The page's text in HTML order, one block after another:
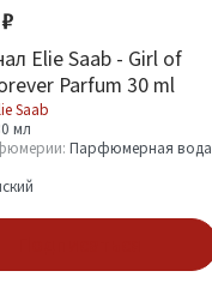
Elie Saab - Girl of
Parfum 30 ml
Saab
мл
Парфюмерная вода